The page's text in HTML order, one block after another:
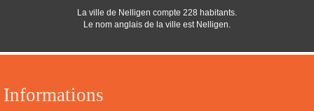
Informations
La ville de Nelligen compte 228 habitants.
Le nom anglais de la ville est Nelligen.